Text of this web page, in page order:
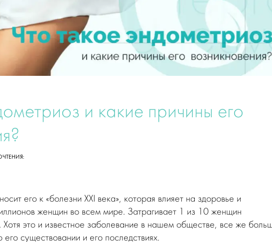
и какие причины его
его к «болезни ХХI века», которая влияет на здоровье и
женщин во всем мире. Затрагивает 1 из 10 женщин
Хотя это и известное заболевание в нашем обществе, все же
существовании и его последствиях.